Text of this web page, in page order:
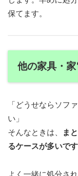
保てます。
他の家具・
「どうせならソフ
い」
そんなときは、
ま
るケースが多いです
よく一緒に処分され